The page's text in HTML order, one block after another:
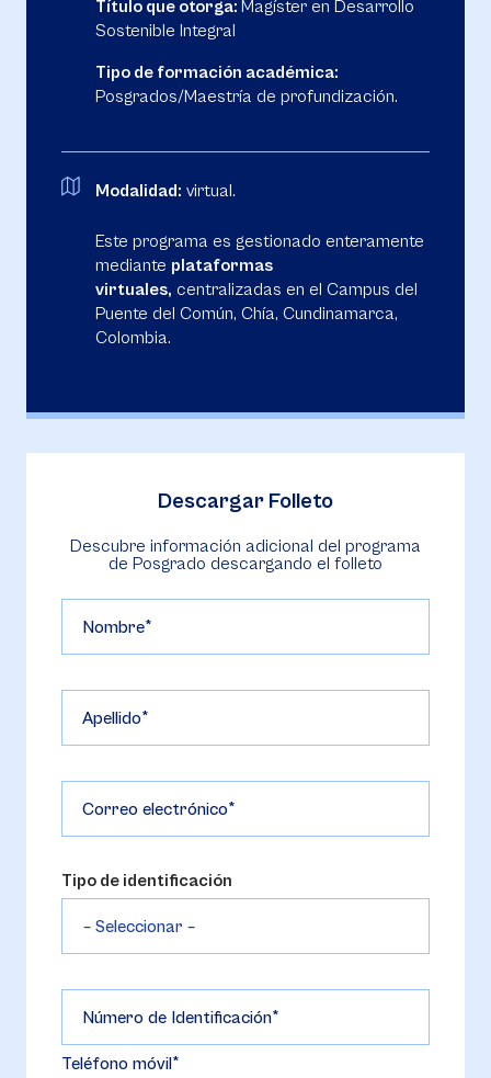
Título que otorga: Magíster en Desarrollo
Sostenible Integral
Tipo de formación académica:
Posgrados/Maestría de profundización.
Modalidad: virtual.
Este programa es gestionado enteramente
mediante plataformas
virtuales, centralizadas en el Campus del
Puente del Común, Chía, Cundinamarca,
Colombia.
Descargar Folleto
Descubre información adicional del programa
de Posgrado descargando el folleto
Nombre
Apellido
Correo electrónico
Tipo de identificación
Número de Identificación
Teléfono móvil